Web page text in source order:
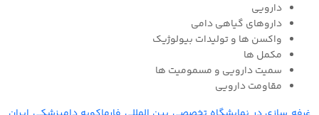
دارویی
داروهای گیاهی دامی
واکسن ها و تولیدات بیولوژیک
مکمل ها
سمیت دارویی و مسمومیت ها
مقاومت دارویی